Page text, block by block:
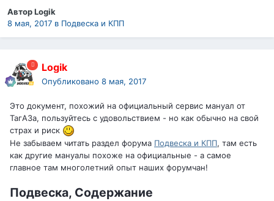
АвторLogik
8 мая, 2017 в Подвеска и КПП
Logik
Опубликовано 8 мая, 2017
Это документ, похожий на официальный сервис мануал от
ТагАЗа, пользуйтесь с удовольствием - но как обычно на свой
страх и риск
Не забываем читать раздел форума Подвеска и КПП, там есть
как другие мануалы похоже на официальные - а самое
главное там многолетний опыт наших форумчан!
Подвеска, Содержание